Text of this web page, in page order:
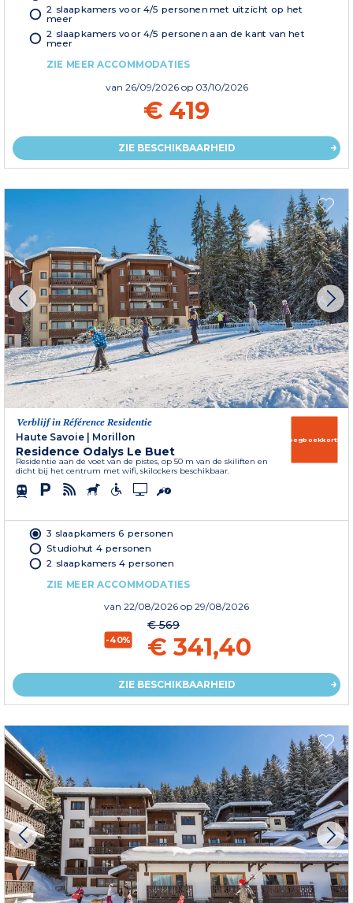
2 slaapkamers voor 4/5 personen met uitzicht op het
meer
2 slaapkamers voor 4/5 personen aan de kant van het
meer
ZIE MEER ACCOMMODATIES
van 26/09/2026 op 03/10/2026
€ 419
ZIE BESCHIKBAARHEID
Verblijf in Référence Residentie
Haute Savoie
Morillon
Residence Odalys Le Buet
Residentie aan de voet van de pistes, op 50 m van de skiliften en
dicht bij het centrum met wifi, skilockers beschikbaar.
Vroegboekkorting
3 slaapkamers 6 personen
Studiohut 4 personen
2 slaapkamers 4 personen
ZIE MEER ACCOMMODATIES
van 22/08/2026 op 29/08/2026
-40%
€ 569
€ 341,40
ZIE BESCHIKBAARHEID